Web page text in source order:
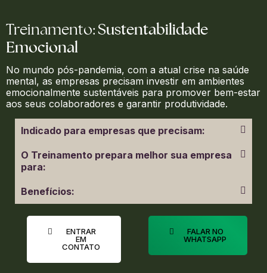
Treinamento:Sustentabilidade
Emocional
No mundo pós-pandemia, com a atual crise na saúde
mental, as empresas precisam investir em ambientes
emocionalmente sustentáveis para promover bem-estar
aos seus colaboradores e garantir produtividade.
Indicado para empresas que precisam:
O Treinamento prepara melhor sua empresa
para:
Benefícios:
ENTRAR
EM
CONTATO
FALAR NO
WHATSAPP